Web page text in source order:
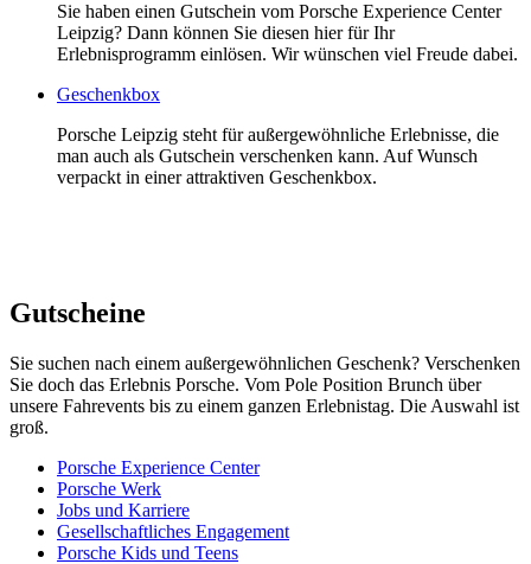
Sie haben einen Gutschein vom Porsche Experience Center
Leipzig? Dann können Sie diesen hier für Ihr
Erlebnisprogramm einlösen. Wir wünschen viel Freude dabei.
Geschenkbox
Porsche Leipzig steht für außergewöhnliche Erlebnisse, die
man auch als Gutschein verschenken kann. Auf Wunsch
verpackt in einer attraktiven Geschenkbox.
Gutscheine
Sie suchen nach einem außergewöhnlichen Geschenk? Verschenken
Sie doch das Erlebnis Porsche. Vom Pole Position Brunch über
unsere Fahrevents bis zu einem ganzen Erlebnistag. Die Auswahl ist
groß.
Porsche Experience Center
Porsche Werk
Jobs und Karriere
Gesellschaftliches Engagement
Porsche Kids und Teens